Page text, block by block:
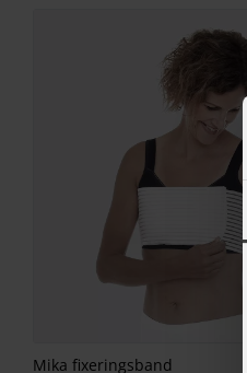
Mika fixeringsband